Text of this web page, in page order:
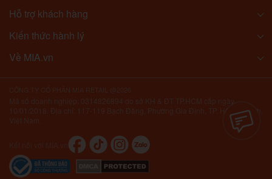
Hỗ trợ khách hàng
Kiến thức hành lý
Về MIA.vn
10/01/2018. Địa chỉ: 117-119 Bạch Đằng, Phường Gia Định, TP. Hồ Chí Minh,